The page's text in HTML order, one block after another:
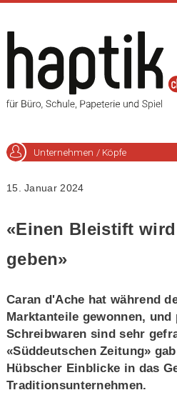
Unternehmen / Köpfe
15. Januar 2024
«Einen Bleistift
geben»
Caran d'Ache hat während
Marktanteile gewonnen,
Schreibwaren sind sehr
«Süddeutschen Zeitung»
Hübscher Einblicke in das
Traditionsunternehmen.